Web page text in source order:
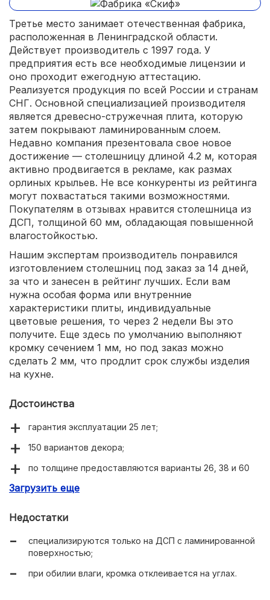
Третье место занимает отечественная фабрика,
расположенная в Ленинградской области.
Действует производитель с 1997 года. У
предприятия есть все необходимые лицензии и
оно проходит ежегодную аттестацию.
Реализуется продукция по всей России и странам
СНГ. Основной специализацией производителя
является древесно-стружечная плита, которую
затем покрывают ламинированным слоем.
Недавно компания презентовала свое новое
достижение — столешницу длиной 4.2 м, которая
активно продвигается в рекламе, как размах
орлиных крыльев. Не все конкуренты из рейтинга
могут похвастаться такими возможностями.
Покупателям в отзывах нравится столешница из
ДСП, толщиной 60 мм, обладающая повышенной
влагостойкостью.
Нашим экспертам производитель понравился
изготовлением столешниц под заказ за 14 дней,
за что и занесен в рейтинг лучших. Если вам
нужна особая форма или внутренние
характеристики плиты, индивидуальные
цветовые решения, то через 2 недели Вы это
получите. Еще здесь по умолчанию выполняют
кромку сечением 1 мм, но под заказ можно
сделать 2 мм, что продлит срок службы изделия
на кухне.
Достоинства
гарантия эксплуатации 25 лет;
150 вариантов декора;
по толщине предоставляются варианты 26, 38 и 60
Загрузить еще
Недостатки
специализируются только на ДСП с ламинированной
поверхностью;
при обилии влаги, кромка отклеивается на углах.